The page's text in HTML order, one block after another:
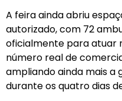
A feira ainda abriu
autorizado, com 72
oficialmente para atuar
número real de
ampliando ainda mais a
durante os quatro dias